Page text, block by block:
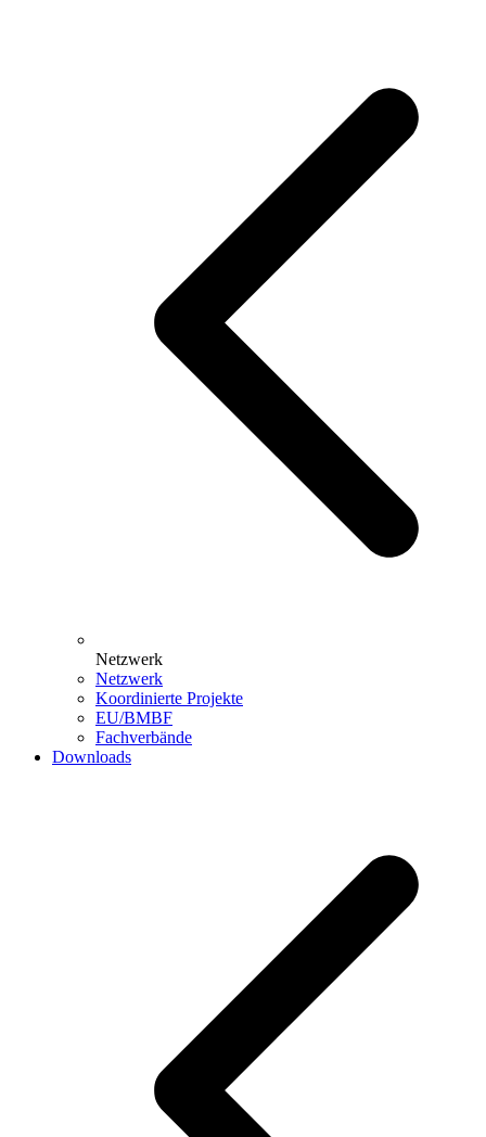
Netzwerk
Netzwerk
Koordinierte Projekte
EU/BMBF
Fachverbände
Downloads